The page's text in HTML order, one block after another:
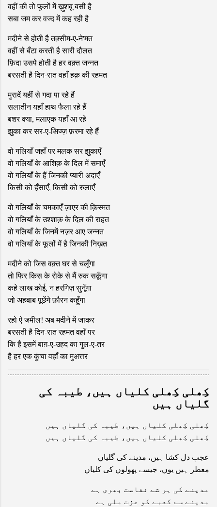
वहीं की तो फूलों में ख़ुशबू बसी है
सबा जम कर वज्द में कह रही है
मदीने से होती है तक़्सीम-ए-ने'मत
वहीं से बँटा करती है सारी दौलत
फ़िदा उसपे होती है हर वक़्त जन्नत
बरसती है दिन-रात वहाँ हक़ की रहमत
मुरादें यहीं से गदा पा रहे हैं
सलातीन यहाँ हाथ फैला रहे हैं
बशर क्या, मलाएक यहाँ आ रहे
झुका कर सर-ए-अिज्ज़ फ़रमा रहे हैं
वो गलियाँ जहाँ पर मलक सर झुकाएँ
वो गलियाँ के आशिक़ के दिल में समाएँ
वो गलियाँ के हैं जिनकी प्यारी अदाएँ
किसी को हँसाएँ, किसी को रुलाएँ
वो गलियाँ के चमकाएँ ज़ाएर की क़िस्मत
वो गलियाँ के उश्शाक़ के दिल की राहत
वो गलियाँ के जिनमें नज़र आए जन्नत
वो गलियाँ के फूलों में है जिनकी निख़त
मदीने को जिस वक़्त घर से चलूँगा
तो फिर किस के रोके से मैं रुक सकूँगा
कहे लाख कोई, न हरगिज़ सुनूँगा
जो अहबाब पूछेंगे फ़ौरन कहूँगा
रहो ऐ जमील! अब मदीने में जाकर
बरसती है दिन-रात रहमत वहाँ पर
कि है इसमें बाग़-ए-उहद का गुल-ए-तर
है हर एक कुंचा वहाँ का मुअत्तर
کِھلی کِھلی کلیاں ہیں، طیبہ کی
گلیاں ہیں
کِھلی کِھلی کلیاں ہیں، طیبہ کی گلیاں ہیں
کِھلی کِھلی کلیاں ہیں، طیبہ کی گلیاں ہیں
عجب دل کشا ہیں، مدینے کی گلیاں
معطر ہیں یوں، جیسے پھولوں کی کلیاں
مدینے کی ہر شے نفاست بھری ہے
مدینے سے کعبے کو عزت ملی ہے